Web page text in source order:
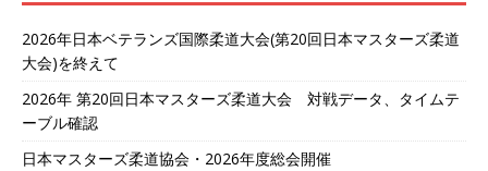
2026年日本ベテランズ国際柔道大会(第20回日本マスターズ柔道
大会)を終えて
2026年 第20回日本マスターズ柔道大会 対戦データ、タイムテ
ーブル確認
日本マスターズ柔道協会・2026年度総会開催